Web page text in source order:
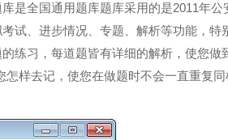
是全国通用题库题库采用的是2011年公
试、进步情况、专题、解析等功能，特
练习，每道题皆有详细的解析，使您做
怎样去记，使您在做题时不会一直重复